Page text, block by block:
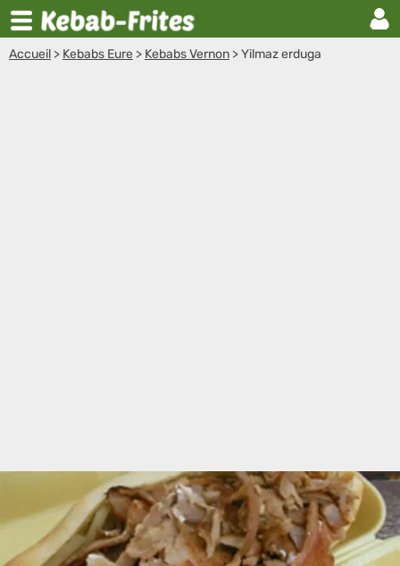
Accueil > Kebabs Eure > Kebabs Vernon >Yilmaz erduga